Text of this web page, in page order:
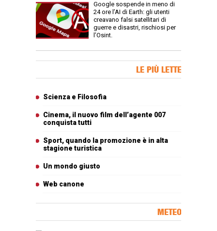
Google sospende in meno di
24 ore l’AI di Earth: gli utenti
creavano falsi satellitari di
guerre e disastri, rischiosi per
l’Osint.
LE PIÙ LETTE
Scienza e Filosofia
Cinema, il nuovo film dell’agente 007
conquista tutti
Sport, quando la promozione è in alta
stagione turistica
Un mondo giusto
Web canone
METEO